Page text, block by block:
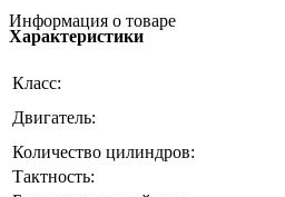
Информация о товаре
Характеристики
Класс:
Двигатель:
Количество цилиндров:
Тактность: